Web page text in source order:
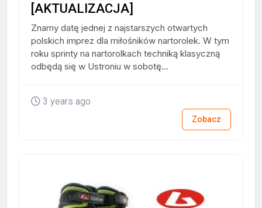
[AKTUALIZACJA]
Znamy datę jednej z najstarszych otwartych
polskich imprez dla miłośników nartorolek. W tym
roku sprinty na nartorolkach techniką klasyczną
odbędą się w Ustroniu w sobotę...
3 years ago
Zobacz